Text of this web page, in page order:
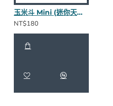
玉米斗 Mini (迷你天然粗面) M36-1
NT$180